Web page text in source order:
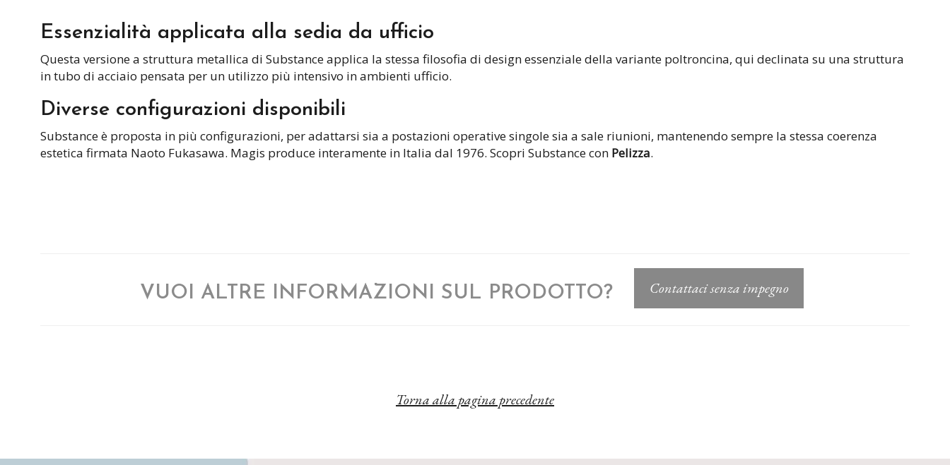
Essenzialità applicata alla sedia da ufficio
Questa versione a struttura metallica di Substance applica la stessa filosofia di design essenziale della variante poltroncina, qui declinata su una struttura
in tubo di acciaio pensata per un utilizzo più intensivo in ambienti ufficio.
Diverse configurazioni disponibili
Substance è proposta in più configurazioni, per adattarsi sia a postazioni operative singole sia a sale riunioni, mantenendo sempre la stessa coerenza
estetica firmata Naoto Fukasawa. Magis produce interamente in Italia dal 1976. Scopri Substance con Pelizza.
VUOI ALTRE INFORMAZIONI SUL PRODOTTO?
Torna alla pagina precedente